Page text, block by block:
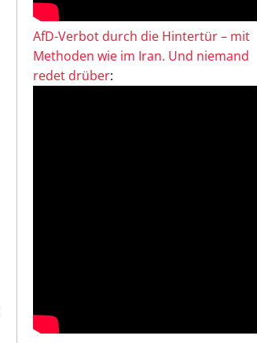
AfD-Verbot durch die Hintertür – mit
Methoden wie im Iran. Und niemand
redet drüber: